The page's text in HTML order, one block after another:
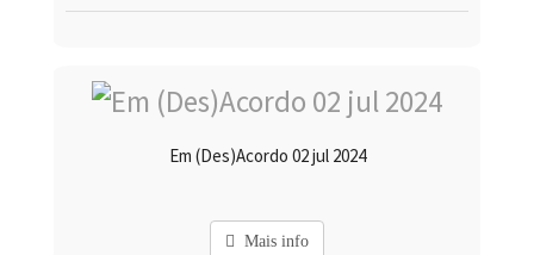
Em (Des)Acordo 02 jul 2024
Mais info